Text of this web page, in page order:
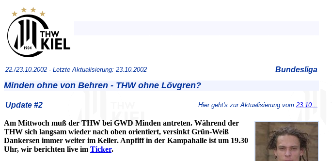
22./23.10.2002 - Letzte Aktualisierung: 23.10.2002 Bundesliga
Minden ohne von Behren - THW ohne Lövgren?
Update #2 Hier geht's zur Aktualisierung vom 23.10...
Am Mittwoch muß der THW bei GWD Minden antreten. Während der
THW sich langsam wieder nach oben orientiert, versinkt Grün-Weiß
Dankersen immer weiter im Keller. Anpfiff in der Kampahalle ist um 19.30
Uhr, wir berichten live im Ticker.